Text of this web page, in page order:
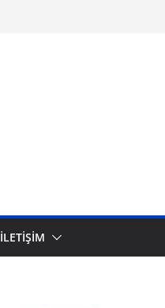
İLETİŞİM